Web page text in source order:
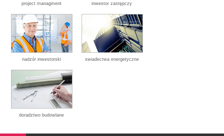
project managment inwestor zastępczy
nadzór inwestorski swiadectwa energetyczne
doradztwo budowlane